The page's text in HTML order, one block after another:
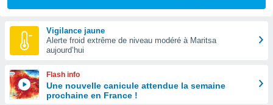
Vigilance jaune
Alerte froid extrême de niveau modéré à Maritsa
aujourd’hui
Flash info
Une nouvelle canicule attendue la semaine
prochaine en France !